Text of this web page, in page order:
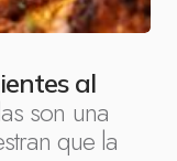
al
son una
que la